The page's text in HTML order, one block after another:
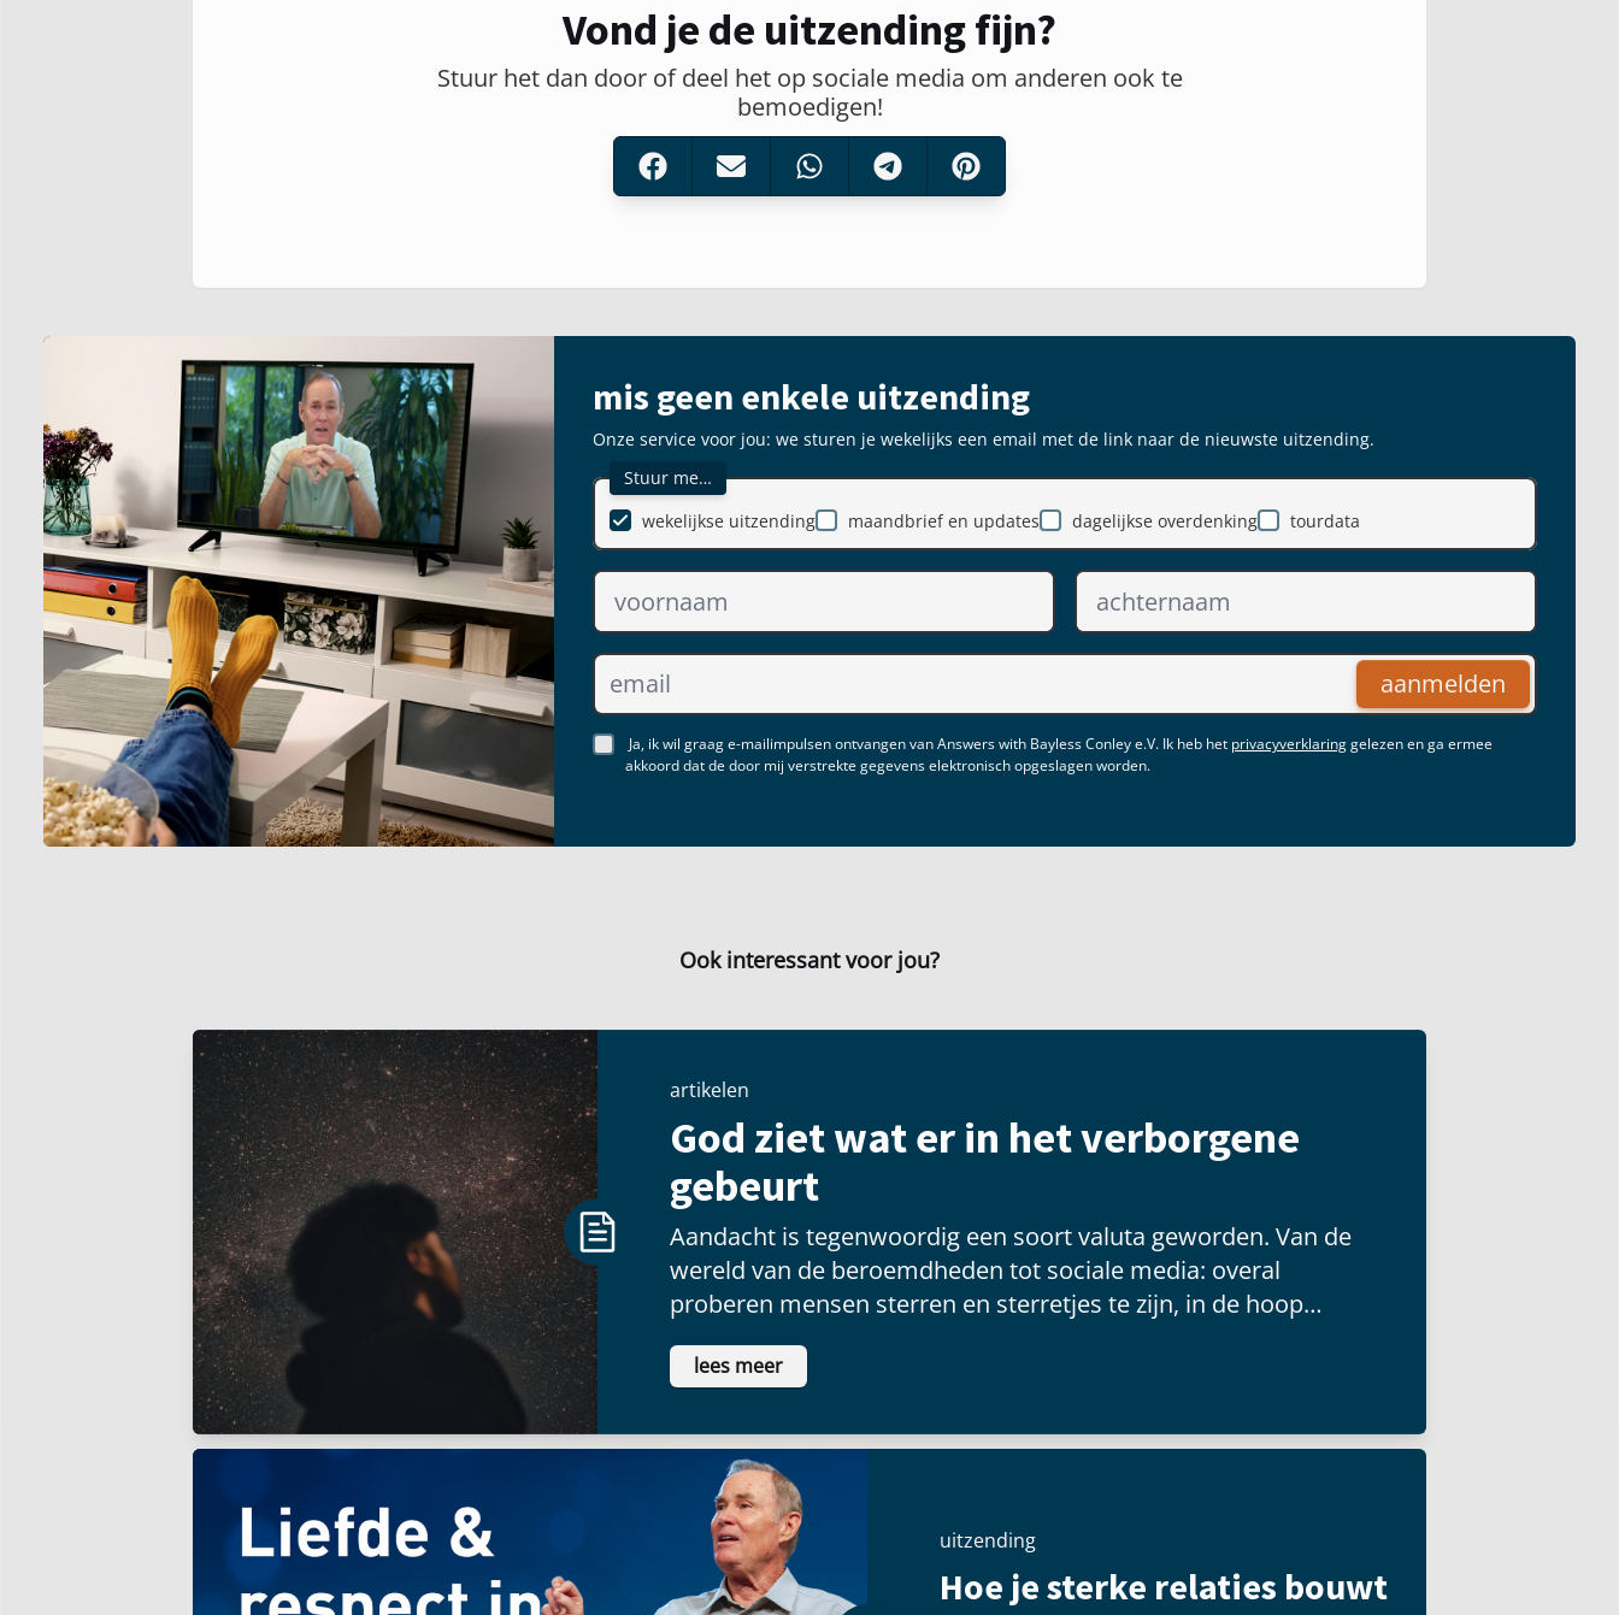
Vond je de uitzending fijn?
Stuur het dan door of deel het op sociale media om anderen ook te
bemoedigen!
mis geen enkele uitzending
Onze service voor jou: we sturen je wekelijks een email met de link naar de nieuwste uitzending.
Stuur me…
maandbrief en updates
dagelijkse overdenking
wekelijkse uitzending tourdata
aanmelden
Ja, ik wil graag e-mailimpulsen ontvangen van Answers with Bayless Conley e.V. Ik heb het privacyverklaringgelezen en ga ermee
akkoord dat de door mij verstrekte gegevens elektronisch opgeslagen worden.
Ook interessant voor jou?
artikelen
God ziet wat er in het verborgene
gebeurt
Aandacht is tegenwoordig een soort valuta geworden. Van de
wereld van de beroemdheden tot sociale media: overal
proberen mensen sterren en sterretjes te zijn, in de hoop
voldoening te vinden als ze voor een groot publiek kunnen
schitteren.
lees meer
uitzending
Hoe je sterke relaties bouwt